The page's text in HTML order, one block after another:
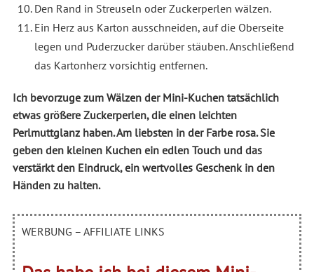
Den Rand in Streuseln oder Zuckerperlen wälzen.
Ein Herz aus Karton ausschneiden, auf die Oberseite
legen und Puderzucker darüber stäuben. Anschließend
das Kartonherz vorsichtig entfernen.
Ich bevorzuge zum Wälzen der Mini-Kuchen tatsächlich
etwas größere Zuckerperlen, die einen leichten
Perlmuttglanz haben. Am liebsten in der Farbe rosa. Sie
geben den kleinen Kuchen ein edlen Touch und das
verstärkt den Eindruck, ein wertvolles Geschenk in den
Händen zu halten.
WERBUNG – AFFILIATE LINKS